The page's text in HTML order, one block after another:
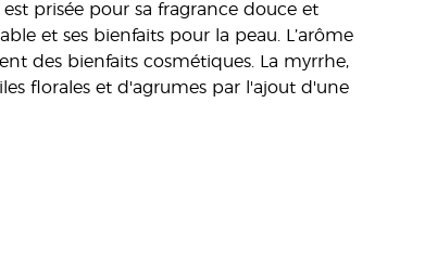
prisée pour sa fragrance douce et
et ses bienfaits pour la peau. L’arôme
des bienfaits cosmétiques. La myrrhe,
florales et d'agrumes par l'ajout d'une